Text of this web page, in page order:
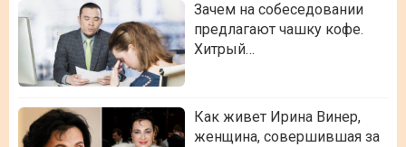
Зачем на собеседовании
предлагают чашку кофе.
Хитрый…
Как живет Ирина Винер,
женщина, совершившая за